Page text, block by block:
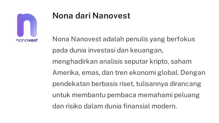
Nona dari Nanovest
Nona Nanovest adalah penulis yang berfokus
pada dunia investasi dan keuangan,
menghadirkan analisis seputar kripto, saham
Amerika, emas, dan tren ekonomi global. Dengan
pendekatan berbasis riset, tulisannya dirancang
untuk membantu pembaca memahami peluang
dan risiko dalam dunia finansial modern.